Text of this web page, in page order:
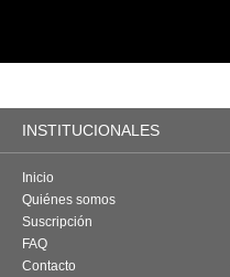
INSTITUCIONALES
Inicio
Quiénes somos
Suscripción
FAQ
Contacto